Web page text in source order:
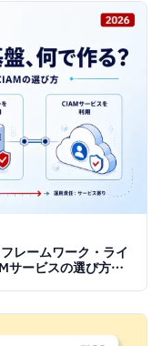
レームワーク・ライ
サービスの選び方